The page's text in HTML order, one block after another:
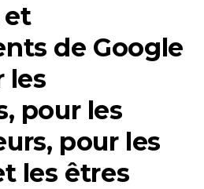
et
de Google
les
pour les
pour les
les êtres